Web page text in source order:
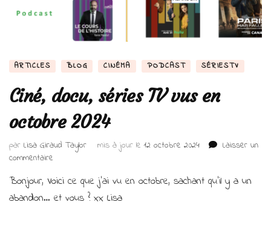
ARTICLES BLOG CINÉMA PODCAST SÉRIESTV
Ciné, docu, séries TV vus en
octobre 2024
par Lisa Giraud Taylor mis à jour le 12 octobre 2024
Laisser un
commentaire
docu,
séries
Bonjour, Voici ce que j’ai vu en octobre, sachant qu’il y a un
abandon… et vous ? xx Lisa